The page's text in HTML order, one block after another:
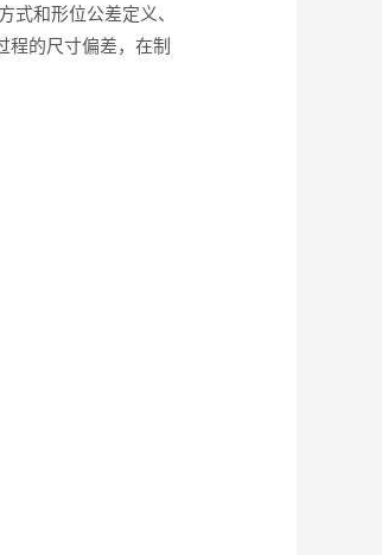
和形位公差定义、
程的尺寸偏差，在制